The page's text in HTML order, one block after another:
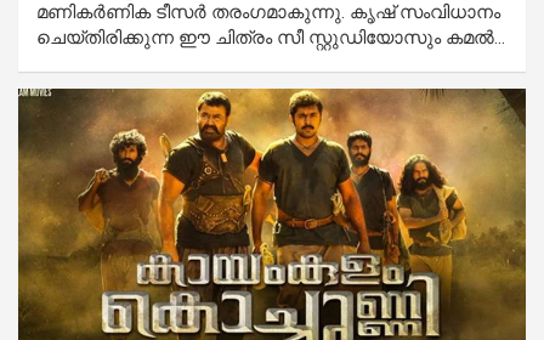
മണികര്‍ണിക ടീസര്‍ തരംഗമാകുന്നു. കൃഷ് സംവിധാനം
ചെയ്തിരിക്കുന്ന ഈ ചിത്രം സീ സ്റ്റുഡിയോസും കമല്‍…